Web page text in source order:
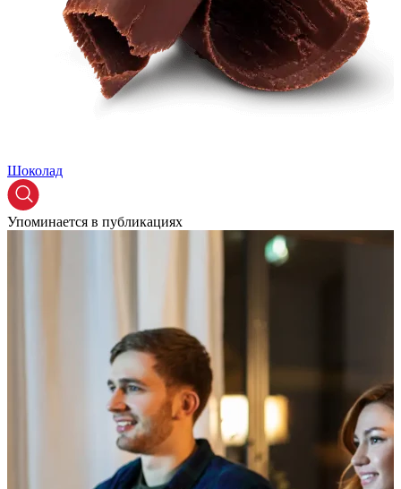
Шоколад
Упоминается в публикациях